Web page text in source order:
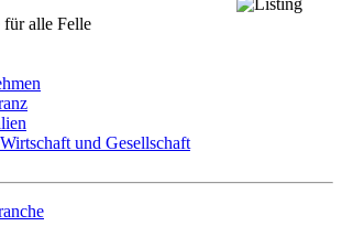
für alle Felle
und Gesellschaft